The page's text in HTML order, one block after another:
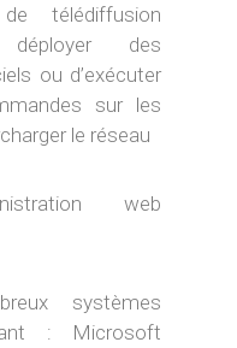
télédiffusion
des
ou d’exécuter
sur les
le réseau
web
systèmes
: Microsoft